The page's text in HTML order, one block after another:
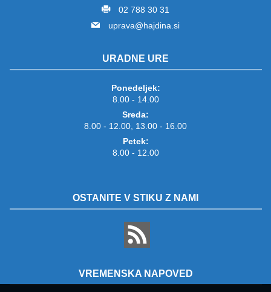
02 788 30 31
uprava@hajdina.si
URADNE URE
Ponedeljek:
8.00 - 14.00
Sreda:
8.00 - 12.00, 13.00 - 16.00
Petek:
8.00 - 12.00
OSTANITE V STIKU Z NAMI
VREMENSKA NAPOVED